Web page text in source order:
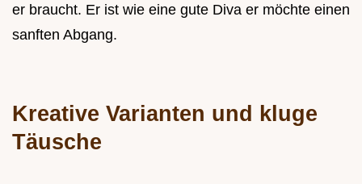
er braucht. Er ist wie eine gute Diva er möchte einen
sanften Abgang.
Kreative Varianten und kluge
Täusche